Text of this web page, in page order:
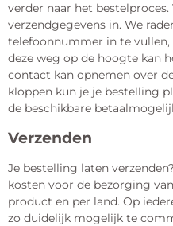
verder naar het
verzendgegevens in. We
telefoonnummer in te
deze weg op de hoogte kan
contact kan opnemen over
kloppen kun je je bestelling
de beschikbare
Verzenden
Je bestelling laten
kosten voor de bezorging
product en per land. Op
zo duidelijk mogelijk te